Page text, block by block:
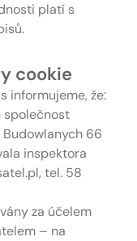
platí s
cookie
informujeme, že:
společnost
Budowlanych 66
inspektora
tel. 58
za účelem
– na